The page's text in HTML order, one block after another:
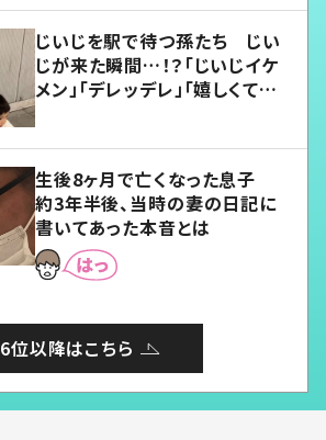
じいじを駅で待つ孫たち じい
じが来た瞬間…！？「じいじイケ
メン」「デレッデレ」「嬉しくて可
生後8ヶ月で亡くなった息子
約3年半後、当時の妻の日記に
書いてあった本音とは
6位以降はこちら